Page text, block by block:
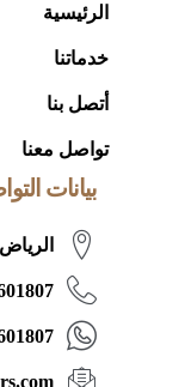
الرئيسية
خدماتنا
أتصل بنا
تواصل معنا
بيانات